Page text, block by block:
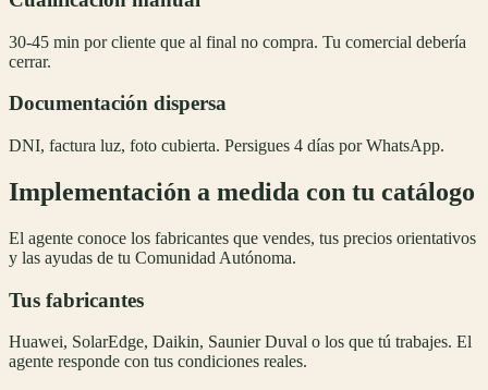
30-45 min por cliente que al final no compra. Tu comercial debería
cerrar.
Documentación dispersa
DNI, factura luz, foto cubierta. Persigues 4 días por WhatsApp.
Implementación a medida con tu catálogo
El agente conoce los fabricantes que vendes, tus precios orientativos
y las ayudas de tu Comunidad Autónoma.
Tus fabricantes
Huawei, SolarEdge, Daikin, Saunier Duval o los que tú trabajes. El
agente responde con tus condiciones reales.